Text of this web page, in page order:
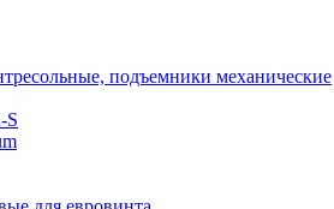
подъемники механические
S